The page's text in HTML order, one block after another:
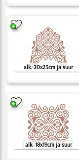
alk. 20x23cm ja suur
alk. 18x19cm ja suur